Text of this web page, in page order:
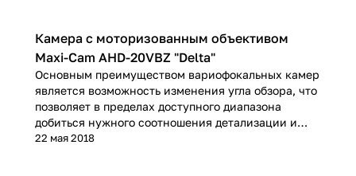
Камера с моторизованным объективом
Maxi-Cam AHD-20VBZ "Delta"
Основным преимуществом вариофокальных камер
является возможность изменения угла обзора, что
позволяет в пределах доступного диапазона
добиться нужного соотношения детализации и
полноты охвата наблюдаемой области. Как
22 мая 2018